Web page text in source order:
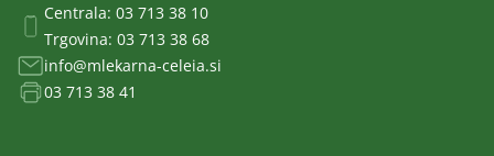
Centrala: 03 713 38 10
Trgovina: 03 713 38 68
info@mlekarna-celeia.si
03 713 38 41